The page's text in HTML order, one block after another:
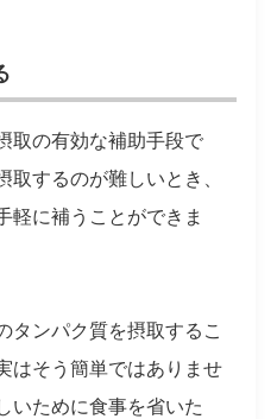
取の有効な補助手段で
取するのが難しいとき、
軽に補うことができま
タンパク質を摂取するこ
はそう簡単ではありませ
いために食事を省いた